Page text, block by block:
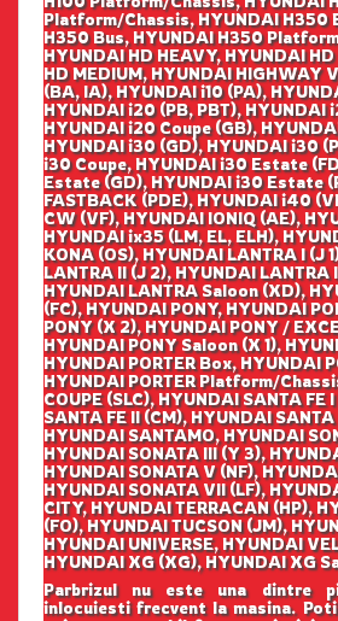
Platform/Chassis, HYUNDAI H350
H350 Bus, HYUNDAI H350
HYUNDAI HD HEAVY, HYUNDAI
HD MEDIUM, HYUNDAI HIGHWAY
(BA, IA), HYUNDAI i10 (PA),
HYUNDAI i20 (PB, PBT), HYUNDAI
HYUNDAI i20 Coupe (GB),
HYUNDAI i30 (GD), HYUNDAI i30
i30 Coupe, HYUNDAI i30 Estate
Estate (GD), HYUNDAI i30 Estate
FASTBACK (PDE), HYUNDAI i40
CW (VF), HYUNDAI IONIQ (AE),
HYUNDAI ix35 (LM, EL, ELH),
KONA (OS), HYUNDAI LANTRA I (J
LANTRA II (J 2), HYUNDAI
HYUNDAI LANTRA Saloon (XD),
(FC), HYUNDAI PONY, HYUNDAI
PONY (X 2), HYUNDAI PONY /
HYUNDAI PONY Saloon (X 1),
HYUNDAI PORTER Box, HYUNDAI
HYUNDAI PORTER Platform/
COUPE (SLC), HYUNDAI SANTA FE
SANTA FE II (CM), HYUNDAI SANTA
HYUNDAI SANTAMO, HYUNDAI
HYUNDAI SONATA III (Y 3),
HYUNDAI SONATA V (NF),
HYUNDAI SONATA VII (LF),
CITY, HYUNDAI TERRACAN (HP),
(FO), HYUNDAI TUCSON (JM),
HYUNDAI UNIVERSE, HYUNDAI
HYUNDAI XG (XG), HYUNDAI XG
Parbrizul nu este una dintre
inlocuiesti frecvent la masina.